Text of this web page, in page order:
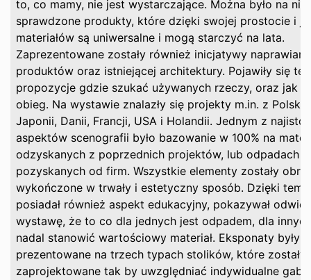
to, co mamy, nie jest wystarczające. Można było na
sprawdzone produkty, które dzięki swojej prostocie i
materiałów są uniwersalne i mogą starczyć na lata.
Zaprezentowane zostały również inicjatywy
produktów oraz istniejącej architektury. Pojawiły się też
propozycje gdzie szukać używanych rzeczy, oraz jak
obieg. Na wystawie znalazły się projekty m.in. z Polski,
Japonii, Danii, Francji, USA i Holandii. Jednym z
aspektów scenografii było bazowanie w 100% na
odzyskanych z poprzednich projektów, lub odpadach
pozyskanych od firm. Wszystkie elementy zostały
wykończone w trwały i estetyczny sposób. Dzięki
posiadał również aspekt edukacyjny, pokazywał
wystawę, że to co dla jednych jest odpadem, dla
nadal stanowić wartościowy materiał. Eksponaty były
prezentowane na trzech typach stolików, które zostały
zaprojektowane tak by uwzględniać indywidualne